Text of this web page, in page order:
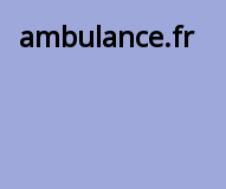
ambulance.fr